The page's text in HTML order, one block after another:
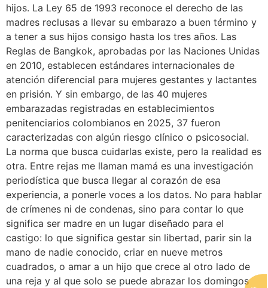
hijos. La Ley 65 de 1993 reconoce el derecho de las
madres reclusas a llevar su embarazo a buen término y
a tener a sus hijos consigo hasta los tres años. Las
Reglas de Bangkok, aprobadas por las Naciones Unidas
en 2010, establecen estándares internacionales de
atención diferencial para mujeres gestantes y lactantes
en prisión. Y sin embargo, de las 40 mujeres
embarazadas registradas en establecimientos
penitenciarios colombianos en 2025, 37 fueron
caracterizadas con algún riesgo clínico o psicosocial.
La norma que busca cuidarlas existe, pero la realidad es
otra. Entre rejas me llaman mamá es una investigación
periodística que busca llegar al corazón de esa
experiencia, a ponerle voces a los datos. No para hablar
de crímenes ni de condenas, sino para contar lo que
significa ser madre en un lugar diseñado para el
castigo: lo que significa gestar sin libertad, parir sin la
mano de nadie conocido, criar en nueve metros
cuadrados, o amar a un hijo que crece al otro lado de
una reja y al que solo se puede abrazar los domingos